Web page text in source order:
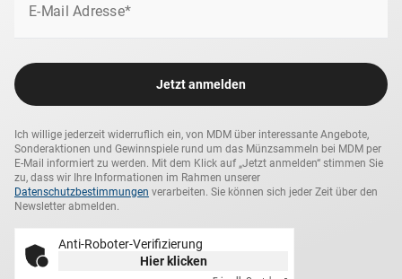
E-Mail Adresse*
Jetzt anmelden
Ich willige jederzeit widerruflich ein, von MDM über interessante Angebote,
Sonderaktionen und Gewinnspiele rund um das Münzsammeln bei MDM per
E-Mail informiert zu werden. Mit dem Klick auf „Jetzt anmelden“ stimmen Sie
zu, dass wir Ihre Informationen im Rahmen unserer
Datenschutzbestimmungen verarbeiten. Sie können sich jeder Zeit über den
Newsletter abmelden.
Anti-Roboter-Verifizierung
Hier klicken